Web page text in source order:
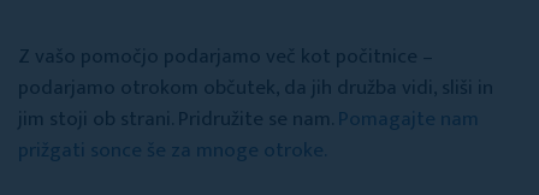
Z vašo pomočjo podarjamo več kot počitnice –
podarjamo otrokom občutek, da jih družba vidi, sliši in
jim stoji ob strani. Pridružite se nam. Pomagajte nam
prižgati sonce še za mnoge otroke.